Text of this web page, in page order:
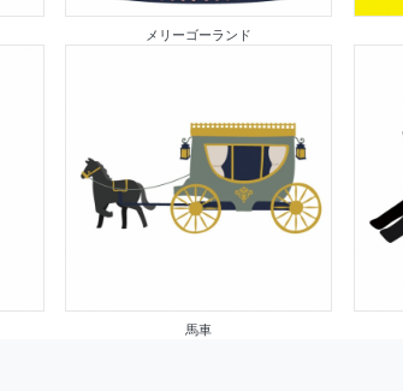
メリーゴーランド
馬車